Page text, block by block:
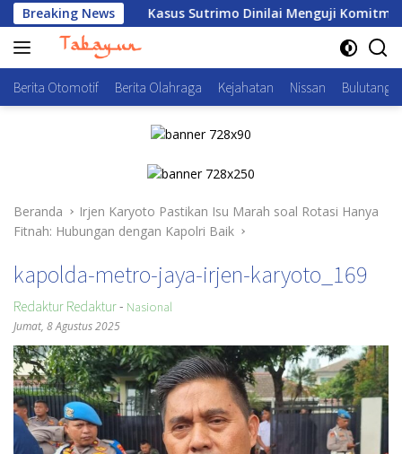
Langsung
ke
konten
Breaking NewsKasus Sutrimo Dinilai Menguji Komitmen Negara
Berita Otomotif Berita Olahraga Kejahatan Nissan
Beranda
Irjen Karyoto Pastikan Isu Marah soal Rotasi Hanya
Fitnah: Hubungan dengan Kapolri Baik
kapolda-metro-jaya-irjen-karyoto_169
Redaktur Redaktur- Nasional
Jumat, 8 Agustus 2025